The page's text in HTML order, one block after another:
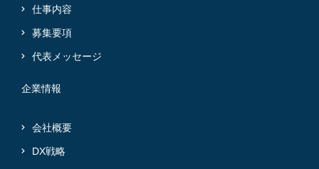
仕事内容
募集要項
代表メッセージ
企業情報
会社概要
DX戦略